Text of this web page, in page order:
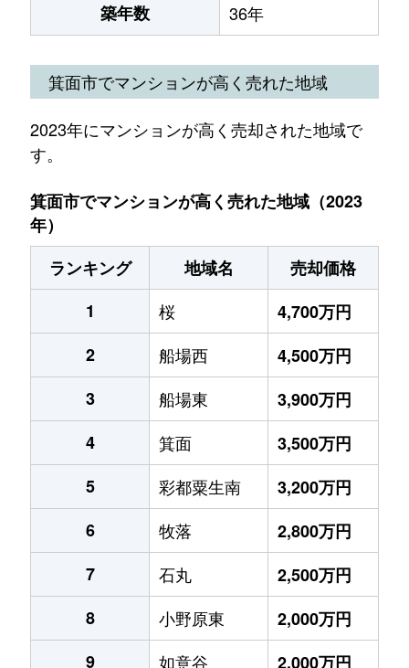
築年数 36年
箕面市でマンションが高く売れた地域
2023年にマンションが高く売却された地域で
す。
箕面市でマンションが高く売れた地域（2023
年）
ランキング
地域名
売却価格
1
桜
4,700万円
2
船場西
4,500万円
3
船場東
3,900万円
4
箕面
3,500万円
5
彩都粟生南
3,200万円
6
牧落
2,800万円
7
石丸
2,500万円
8
小野原東
2,000万円
9
如意谷
2,000万円